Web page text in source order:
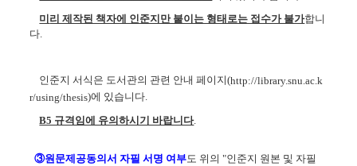
미 리 제작된 책자에 인준지만 붙이는 형태로는 접수가 불가합니
다.
인준지 서식은 도서관의 관련 안내 페이지(http://library.snu.ac.k
r/using/thesis)에 있습니다.
B5 규격임에 유의하시기 바랍니다.
③원문제공동의서 자필 서명 여부도 위의 "인준지 원본 및 자필